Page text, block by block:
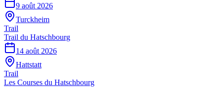
9 août 2026
Turckheim
Trail
Trail du Hatschbourg
14 août 2026
Hattstatt
Trail
Les Courses du Hatschbourg